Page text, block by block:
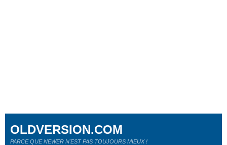
OLDVERSION.COM
PARCE QUE NEWER N'EST PAS TOUJOURS MIEUX !